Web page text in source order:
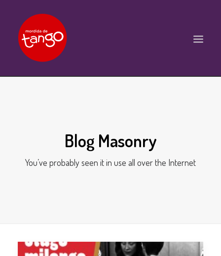
WORKSHOPS
CONTACTEZ-NOUS
Blog Masonry
You’ve probably seen it in use all over the Internet